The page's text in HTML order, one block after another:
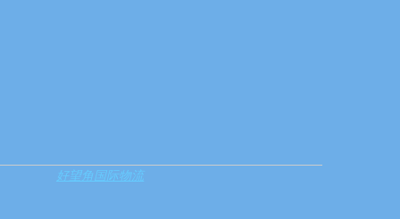
好望角国际物流